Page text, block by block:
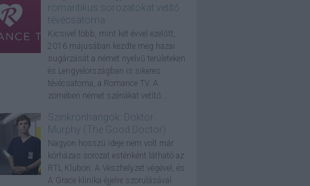
romantikus sorozatokat vetítő
tévécsatorna
Kicsivel több, mint két évvel ezelőtt,
2016 májusában kezdte meg hazai
sugárzását a német nyelvű területeken
és Lengyelországban is sikeres
tévécsatorna, a Romance TV. A
zömében német szériákat vetítő...
Szinkronhangok: Doktor
Murphy (The Good Doctor)
Nagyon hosszú ideje nem volt már
kórházas sorozat esténként látható az
RTL Klubon. A Vészhelyzet végével, és
A Grace klinika éjjelre szorulásával